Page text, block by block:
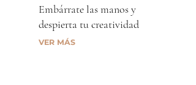
Embárrate las manos y
despierta tu creatividad
VER MÁS